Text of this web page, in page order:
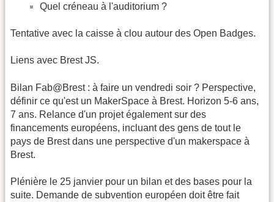
Quel créneau à l'auditorium ?
Tentative avec la caisse à clou autour des Open Badges.
Liens avec Brest JS.
Bilan Fab@Brest : à faire un vendredi soir ? Perspective,
définir ce qu'est un MakerSpace à Brest. Horizon 5-6 ans,
7 ans. Relance d'un projet également sur des
financements européens, incluant des gens de tout le
pays de Brest dans une perspective d'un makerspace à
Brest.
Plénière le 25 janvier pour un bilan et des bases pour la
suite. Demande de subvention européen doit être fait